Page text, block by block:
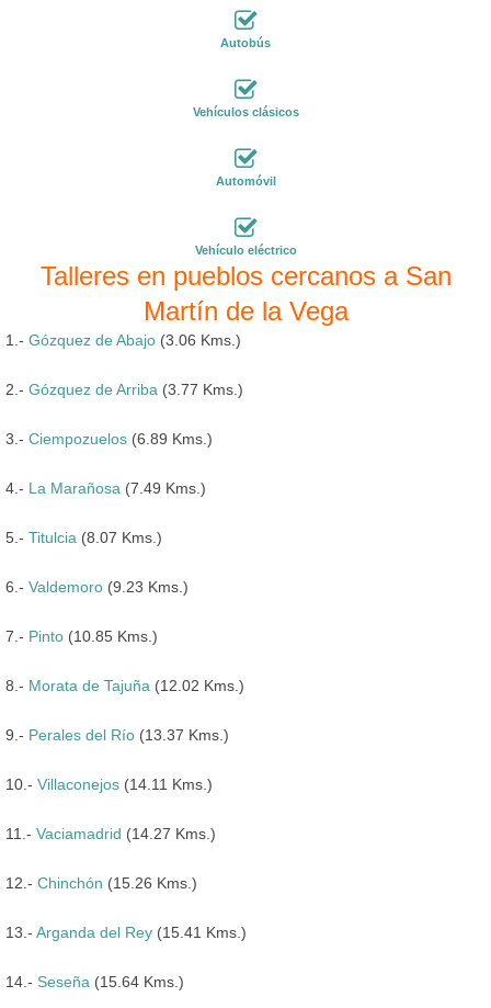
Autobús
Vehículos clásicos
Automóvil
Vehículo eléctrico
Talleres en pueblos cercanos a San
Martín de la Vega
1.- Gózquez de Abajo (3.06 Kms.)
2.- Gózquez de Arriba (3.77 Kms.)
3.- Ciempozuelos (6.89 Kms.)
4.- La Marañosa (7.49 Kms.)
5.- Titulcia (8.07 Kms.)
6.- Valdemoro (9.23 Kms.)
7.- Pinto (10.85 Kms.)
8.- Morata de Tajuña (12.02 Kms.)
9.- Perales del Río (13.37 Kms.)
10.- Villaconejos (14.11 Kms.)
11.- Vaciamadrid (14.27 Kms.)
12.- Chinchón (15.26 Kms.)
13.- Arganda del Rey (15.41 Kms.)
14.- Seseña (15.64 Kms.)